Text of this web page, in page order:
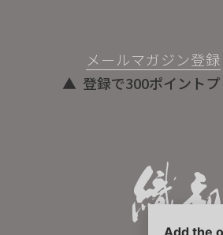
メールマガジン登録
登録で300ポイントプ